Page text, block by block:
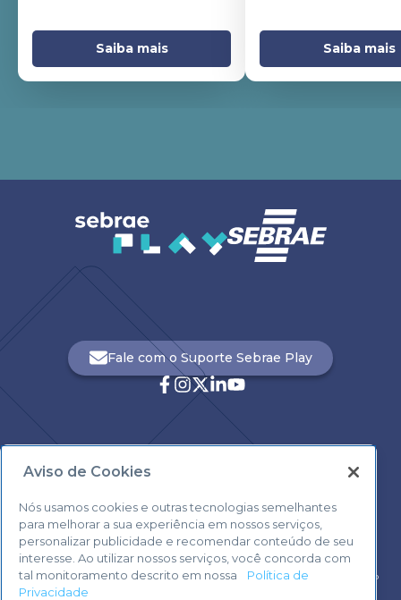
Saiba mais Saiba mais
0800 570 0800
Fale com o Suporte Sebrae Play
Voltar ao topo
Aviso de Cookies
Nós usamos cookies e outras tecnologias semelhantes
para melhorar a sua experiência em nossos serviços,
personalizar publicidade e recomendar conteúdo de seu
interesse. Ao utilizar nossos serviços, você concorda com
tal monitoramento descrito em nossa
Política de
Privacidade